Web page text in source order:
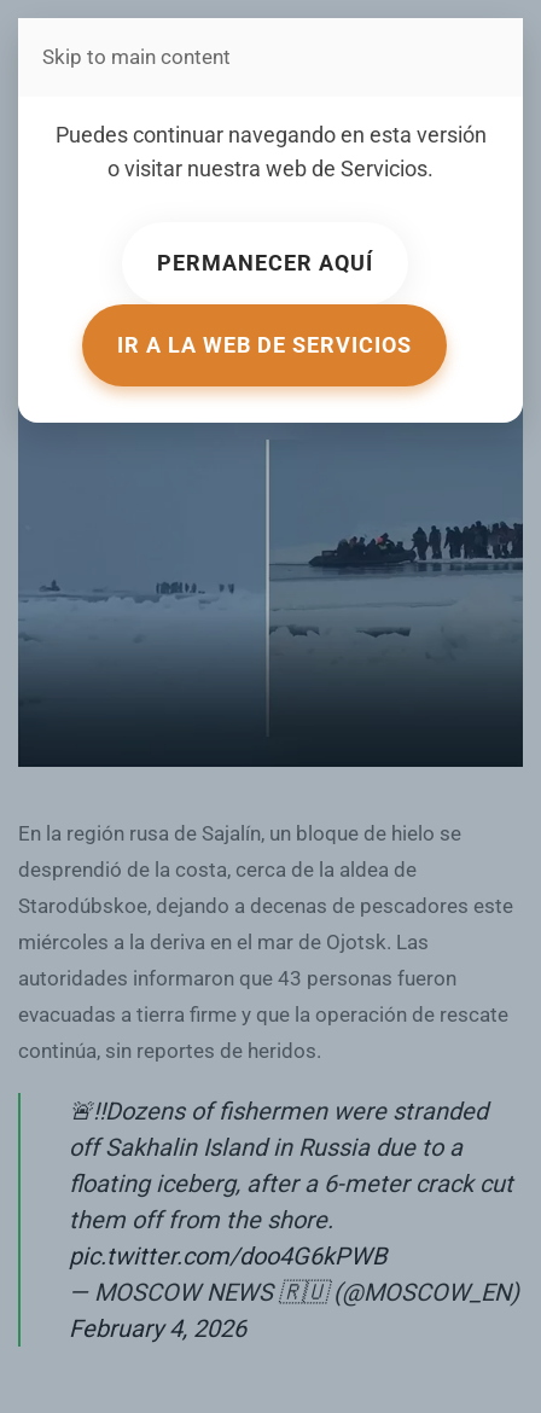
Estás en Telenord Medios
Puedes continuar navegando en esta versión
o visitar nuestra web de Servicios.
PERMANECER AQUÍ
IR A LA WEB DE SERVICIOS
Skip to main content
VIDEO: Decenas de
pescadores quedan
resquebrajarse la
superficie
ESCRITO POR ACTUALIDAD.RT.COM EL 04 FEBRERO 2026
PUBLICADO ENDE TODO UN POCO.
En la región rusa de Sajalín, un bloque de hielo se
desprendió de la costa, cerca de la aldea de
Starodúbskoe, dejando a decenas de pescadores este
miércoles a la deriva en el mar de Ojotsk. Las
autoridades informaron que 43 personas fueron
evacuadas a tierra firme y que la operación de rescate
continúa, sin reportes de heridos.
🚨‼️Dozens of fishermen were stranded
off Sakhalin Island in Russia due to a
floating iceberg, after a 6-meter crack cut
them off from the shore.
pic.twitter.com/doo4G6kPWB
— MOSCOW NEWS 🇷🇺 (@MOSCOW_EN)
February 4, 2026